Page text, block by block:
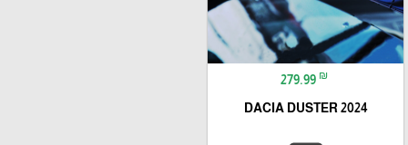
279.99 ₪
DACIA DUSTER 2024